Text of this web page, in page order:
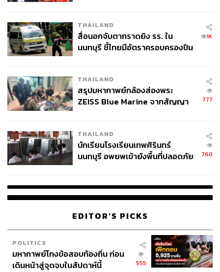
THAILAND
สื่อนอกจับตากราดยิง รร. ใน
นนทบุรี ชี้ไทยมีอัตราครอบครองปืน
1K
THAILAND
สรุปมหากาพย์กล้องส่องพระ
ZEISS Blue Marine จากสัญญา
จ่ายหนี้-แอบระบุแบรนด์
777
THAILAND
นักเรียนโรงเรียนเทพศิรินทร์
นนทบุรี อพยพเข้ายังพื้นที่ปลอดภัย
760
EDITOR'S PICKS
POLITICS
มหากาพย์โกงข้อสอบท้องถิ่น ก่อน
เดินหน้าสู่จุดจบในสัปดาห์นี้
555